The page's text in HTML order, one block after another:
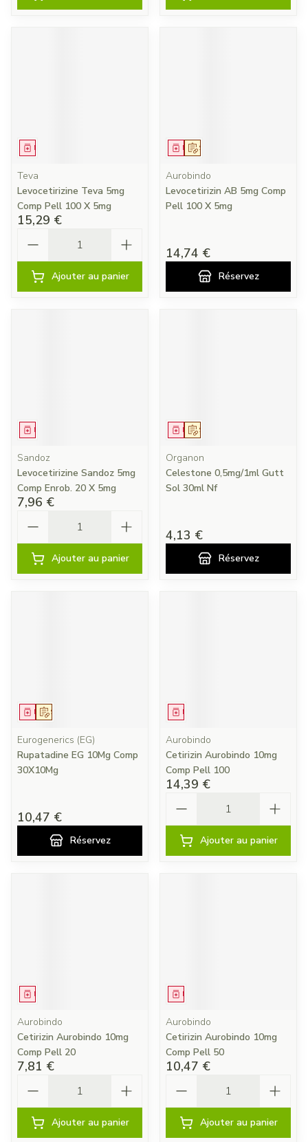
Médicament
Teva
Levocetirizine Teva 5mg
Comp Pell 100 X 5mg
15,29 €
Ajouter au panier
Sur prescription
Médicament
Aurobindo
Levocetirizin AB 5mg Comp
Pell 100 X 5mg
14,74 €
Réservez
Médicament
Sandoz
Levocetirizine Sandoz 5mg
Comp Enrob. 20 X 5mg
7,96 €
Ajouter au panier
Sur prescription
Médicament
Organon
Celestone 0,5mg/1ml Gutt
Sol 30ml Nf
4,13 €
Réservez
Sur prescription
Médicament
Eurogenerics (EG)
Rupatadine EG 10Mg Comp
30X10Mg
10,47 €
Réservez
Médicament
Aurobindo
Cetirizin Aurobindo 10mg
Comp Pell 100
14,39 €
Ajouter au panier
Médicament
Aurobindo
Cetirizin Aurobindo 10mg
Comp Pell 20
7,81 €
Ajouter au panier
Médicament
Aurobindo
Cetirizin Aurobindo 10mg
Comp Pell 50
10,47 €
Ajouter au panier